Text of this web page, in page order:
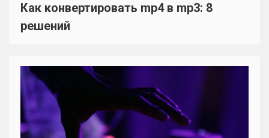
Как конвертировать mp4 в mp3: 8
решений